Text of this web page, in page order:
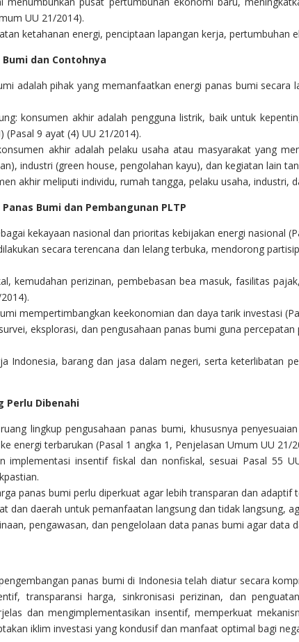
UU 21/2014).
ketahanan energi, penciptaan lapangan kerja, pertumbuhan
dan Contohnya
adalah pihak yang memanfaatkan energi panas bumi
konsumen akhir adalah pengguna listrik, baik untuk
(Pasal 9 ayat (4) UU 21/2014).
akhir adalah pelaku usaha atau masyarakat yang
industri (green house, pengolahan kayu), dan kegiatan lain
akhir meliputi individu, rumah tangga, pelaku usaha, industri,
Bumi dan Pembangunan PLTP
kekayaan nasional dan prioritas kebijakan energi nasional
secara terencana dan lelang terbuka, mendorong
kemudahan perizinan, pembebasan bea masuk, fasilitas
mempertimbangkan keekonomian dan daya tarik investasi
eksplorasi, dan pengusahaan panas bumi guna
Indonesia, barang dan jasa dalam negeri, serta keterlibatan
Perlu Dibenahi
lingkup pengusahaan panas bumi, khususnya
energi terbarukan (Pasal 1 angka 1, Penjelasan Umum UU 21/
implementasi insentif fiskal dan nonfiskal, sesuai Pasal 55
panas bumi perlu diperkuat agar lebih transparan dan
dan daerah untuk pemanfaatan langsung dan tidak langsung,
pengawasan, dan pengelolaan data panas bumi agar
panas bumi di Indonesia telah diatur secara
transparansi harga, sinkronisasi perizinan, dan
dan mengimplementasikan insentif, memperkuat
iklim investasi yang kondusif dan manfaat optimal bagi